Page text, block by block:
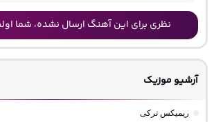
نظری برای این آهنگ ارسال نشده، شما
آرشیو موزیک
ریمیکس ترکی